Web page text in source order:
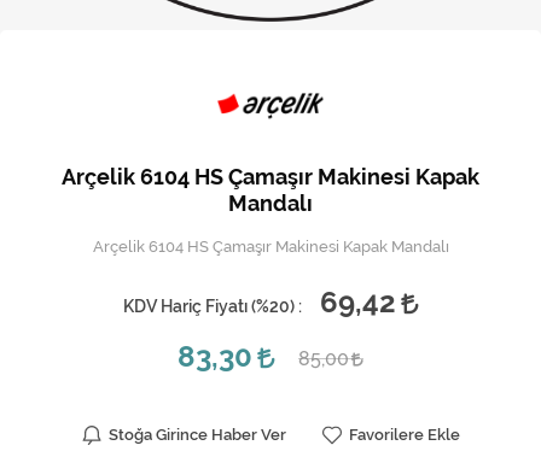
Musluk
Soğutma Sistemleri
Şofben ve Termosifon
Arçelik 6104 HS Çamaşır Makinesi Kapak
Mandalı
Arçelik 6104 HS Çamaşır Makinesi Kapak Mandalı
KDV Hariç Fiyatı (%20) :
69,42
83,30
85,00
Stoğa Girince Haber Ver
Favorilere Ekle